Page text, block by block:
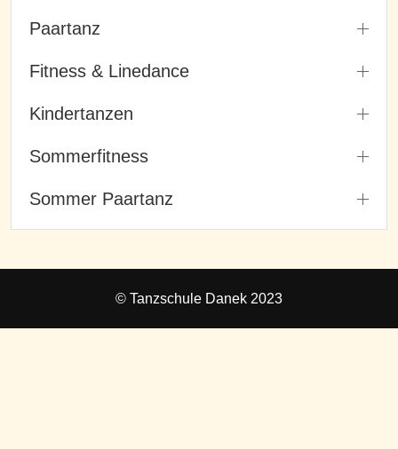
Paartanz
Fitness & Linedance
Kindertanzen
Sommerfitness
Sommer Paartanz
© Tanzschule Danek 2023